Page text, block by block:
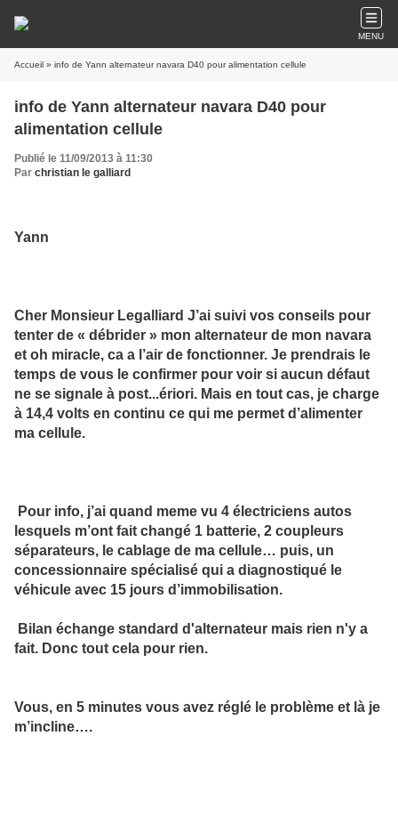
MENU
Accueil » info de Yann alternateur navara D40 pour alimentation cellule
info de Yann alternateur navara D40 pour
alimentation cellule
Publié le 11/09/2013 à 11:30
Par christian le galliard
Yann
Cher Monsieur Legalliard J’ai suivi vos conseils pour
tenter de « débrider » mon alternateur de mon navara
et oh miracle, ca a l’air de fonctionner. Je prendrais le
temps de vous le confirmer pour voir si aucun défaut
ne se signale à post...ériori. Mais en tout cas, je charge
à 14,4 volts en continu ce qui me permet d’alimenter
ma cellule.
Pour info, j’ai quand meme vu 4 électriciens autos
lesquels m’ont fait changé 1 batterie, 2 coupleurs
séparateurs, le cablage de ma cellule… puis, un
concessionnaire spécialisé qui a diagnostiqué le
véhicule avec 15 jours d’immobilisation.
Bilan échange standard d'alternateur mais rien n'y a
fait. Donc tout cela pour rien.
Vous, en 5 minutes vous avez réglé le problème et là je
m’incline….